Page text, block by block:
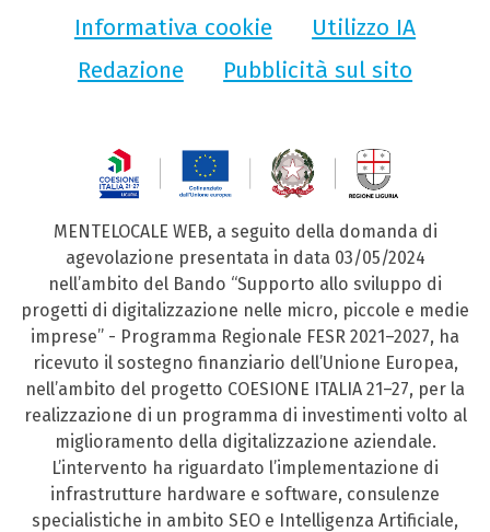
Informativa cookie
Utilizzo IA
Redazione
Pubblicità sul sito
MENTELOCALE WEB, a seguito della domanda di
agevolazione presentata in data 03/05/2024
nell’ambito del Bando “Supporto allo sviluppo di
progetti di digitalizzazione nelle micro, piccole e medie
imprese” - Programma Regionale FESR 2021–2027, ha
ricevuto il sostegno finanziario dell’Unione Europea,
nell’ambito del progetto COESIONE ITALIA 21–27, per la
realizzazione di un programma di investimenti volto al
miglioramento della digitalizzazione aziendale.
L’intervento ha riguardato l’implementazione di
infrastrutture hardware e software, consulenze
specialistiche in ambito SEO e Intelligenza Artificiale,